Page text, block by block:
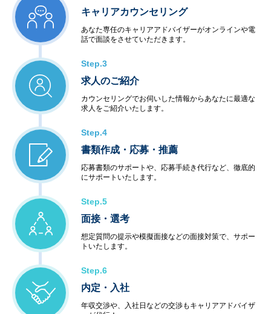
キャリアカウンセリング
あなた専任のキャリアアドバイザーがオンラインや電
話で面談をさせていただきます。
Step.3
求人のご紹介
カウンセリングでお伺いした情報からあなたに最適な
求人をご紹介いたします。
Step.4
書類作成・応募・推薦
応募書類のサポートや、応募手続き代行など、徹底的
にサポートいたします。
Step.5
面接・選考
想定質問の提示や模擬面接などの面接対策で、サポー
トいたします。
Step.6
内定・入社
年収交渉や、入社日などの交渉もキャリアアドバイザ